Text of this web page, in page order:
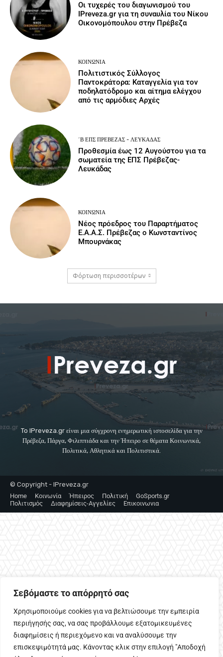
Σεβόμαστε το απόρρητό σας
Χρησιμοποιούμε cookies για να βελτιώσουμε την εμπειρία
περιήγησής σας, να σας προβάλλουμε εξατομικευμένες
διαφημίσεις ή περιεχόμενο και να αναλύσουμε την
επισκεψιμότητά μας. Κάνοντας κλικ στην επιλογή "Αποδοχή
Οι τυχερές του διαγωνισμού του
IPreveza.gr για τη συναυλία του Νίκου
Οικονομόπουλου στην Πρέβεζα
ΚΟΙΝΩΝΙΑ
Πολιτιστικός Σύλλογος
Παντοκράτορα: Καταγγελία για τον
ποδηλατόδρομο και αίτημα ελέγχου
από τις αρμόδιες Αρχές
΄Β ΕΠΣ ΠΡΈΒΕΖΑΣ - ΛΕΥΚΆΔΑΣ
Προθεσμία έως 12 Αυγούστου για τα
σωματεία της ΕΠΣ Πρέβεζας-
Λευκάδας
ΚΟΙΝΩΝΙΑ
Νέος πρόεδρος του Παραρτήματος
Ε.Α.Α.Σ. Πρέβεζας ο Κωνσταντίνος
Μπουρνάκας
Φόρτωση περισσοτέρων
To IPreveza.gr είναι μια σύγχρονη ενημερωτική ιστοσελίδα για την
Πρέβεζα, Πάργα, Φιλιππιάδα και την Ήπειρο σε θέματα Κοινωνικά,
Πολιτικά, Αθλητικά και Πολιτιστικά.
© Copyright - IPreveza.gr
Home
Κοινωνία Ήπειρος Πολιτική
GoSports.gr
Πολιτισμός
Διαφημίσεις-Αγγελίες Επικοινωνια